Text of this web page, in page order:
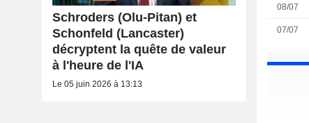
08/07
07/07
Schroders (Olu-Pitan) et
Schonfeld (Lancaster)
décryptent la quête de valeur
à l'heure de l'IA
Le 05 juin 2026 à 13:13